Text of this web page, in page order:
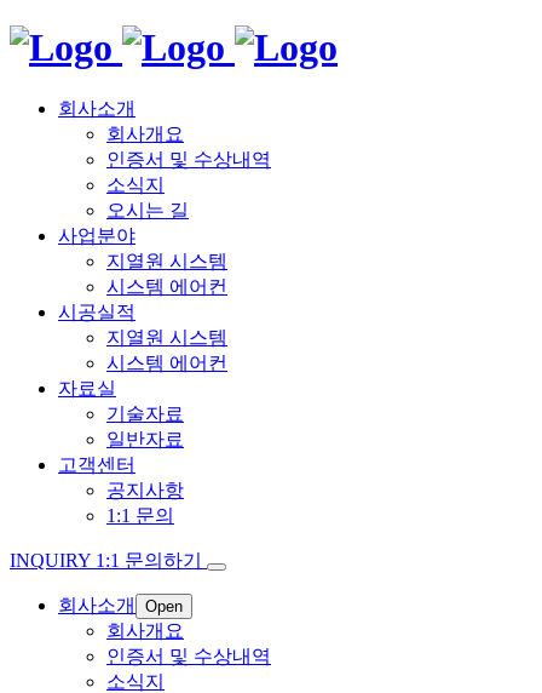
회사소개
회사개요
인증서 및 수상내역
소식지
오시는 길
사업분야
지열원 시스템
시스템 에어컨
시공실적
지열원 시스템
시스템 에어컨
자료실
기술자료
일반자료
고객센터
공지사항
1:1 문의
INQUIRY 1:1 문의하기
회사소개 Open
회사개요
인증서 및 수상내역
소식지